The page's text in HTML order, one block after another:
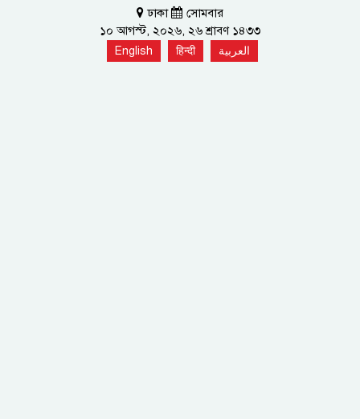
ঢাকা
সোমবার
১০ আগস্ট, ২০২৬, ২৬ শ্রাবণ ১৪৩৩
English हिन्दी العربية